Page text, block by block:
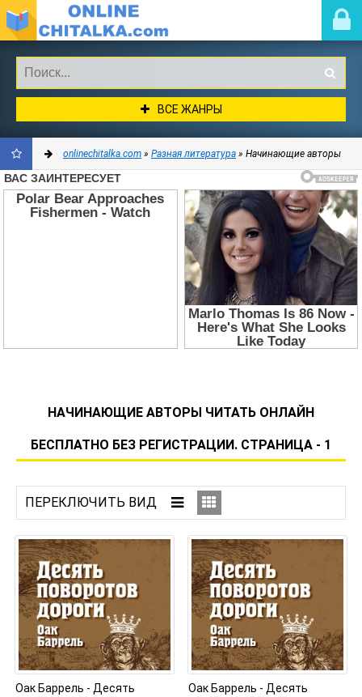
ВСЕ ЖАНРЫ
ДОБАВИТЬ
onlinechitalka.com » Разная литература » Начинающие авторы
НАЧИНАЮЩИЕ АВТОРЫ ЧИТАТЬ ОНЛАЙН
БЕСПЛАТНО БЕЗ РЕГИСТРАЦИИ. СТРАНИЦА - 1
Оак Баррель - Десять
Оак Баррель - Десять